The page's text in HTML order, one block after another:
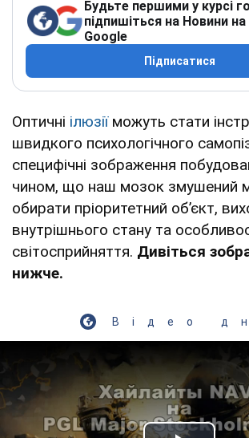
Будьте першими у курсі
підпишіться на Новини на
Google
Підписатися
Оптичні ілюзіїможуть стати
швидкого психологічного
специфічні зображення
чином, що наш мозок змушений
обирати пріоритетний об’єкт,
внутрішнього стану та
світосприйняття. Дивіться
нижче.
Відео